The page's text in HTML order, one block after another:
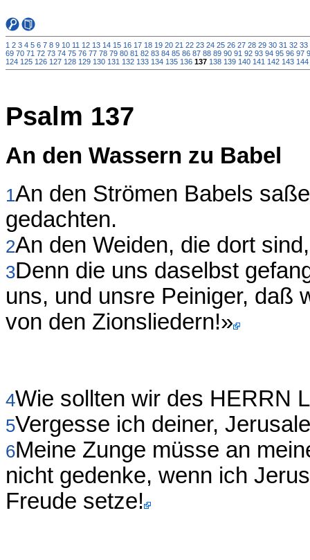
1 2 3 4 5 6 7 8 9 10 11 12 13 14 15 16 17 18 19 20 21 22 23 24 25 26 27 28 29 30 31 32 33
69 70 71 72 73 74 75 76 77 78 79 80 81 82 83 84 85 86 87 88 89 90 91 92 93 94 95 96 97
124 125 126 127 128 129 130 131 132 133 134 135 136 137 138 139 140 141 142 143 144
Psalm 137
An den Wassern zu Babel
1An den Strömen Babels
gedachten.
2An den Weiden, die dort
3Denn die uns daselbst
uns, und unsre Peiniger, daß
von den Zionsliedern!»
4Wie sollten wir des HERRN
5Vergesse ich deiner,
6Meine Zunge müsse an
nicht gedenke, wenn ich
Freude setze!